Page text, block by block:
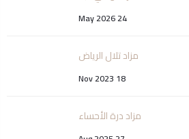
24 May 2026
مزاد تلال الرياض
18 Nov 2023
مزاد درة الأحساء